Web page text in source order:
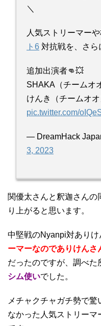
＼
人気ストリーマー
ト6 対抗戦を、さら
追加出演者👊💥
SHAKA（チームオ
けんき（チームオオ
pic.twitter.com/
— DreamHack
3, 2023
関優太さんと釈迦さんの
り上がると思います。
中堅戦のNyanpi対ありけ
ーマーなのでありけんさ
だったのですが、調べた
シム使いでした。
メチャクチャガチ勢で
なかった人気ストリー